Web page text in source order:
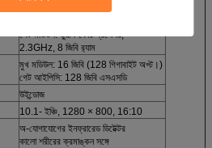
মুখ মডিউল: কোয়াড-কোর প্রসেসর,
গেট মডিউল: ডুয়াল-কোর প্রসেসর,
2.3GHz, 8 জিবি র‌্যাম
মুখ মডিউল: 16 জিবি (128 গিগাবাইট অপ্ট।)
গেট আইপিসি: 128 জিবি এসএসডি
উইন্ডোজ
10.1- ইঞ্চি, 1280 × 800, 16:10
অ-যোগাযোগের ইনফ্রারেড ডিটেক্টর
কালো শরীরের ক্রমাঙ্কন সঙ্গে